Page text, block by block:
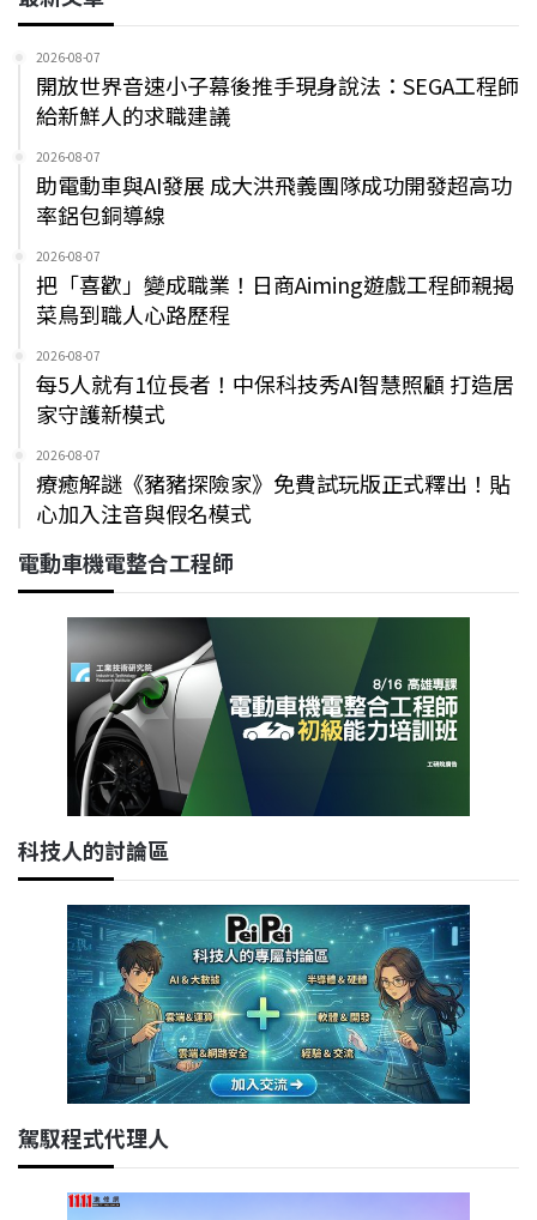
2026-08-07
開放世界音速小子幕後推手現身說法：SEGA工程師
給新鮮人的求職建議
2026-08-07
助電動車與AI發展 成大洪飛義團隊成功開發超高功
率鋁包銅導線
2026-08-07
把「喜歡」變成職業！日商Aiming遊戲工程師親揭
菜鳥到職人心路歷程
2026-08-07
每5人就有1位長者！中保科技秀AI智慧照顧 打造居
家守護新模式
2026-08-07
療癒解謎《豬豬探險家》免費試玩版正式釋出！貼
心加入注音與假名模式
電動車機電整合工程師
科技人的討論區
駕馭程式代理人